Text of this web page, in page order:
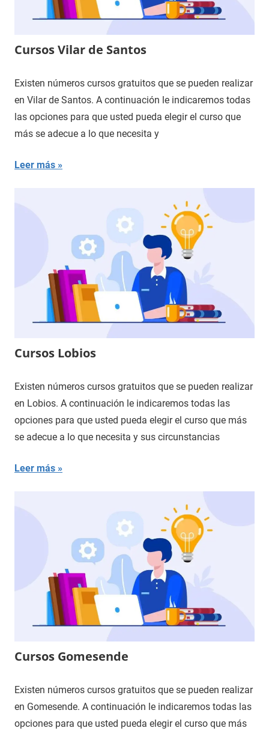
Cursos Vilar de Santos
Existen números cursos gratuitos que se pueden realizar
en Vilar de Santos. A continuación le indicaremos todas
las opciones para que usted pueda elegir el curso que
más se adecue a lo que necesita y
Leer más
Cursos Lobios
Existen números cursos gratuitos que se pueden realizar
en Lobios. A continuación le indicaremos todas las
opciones para que usted pueda elegir el curso que más
se adecue a lo que necesita y sus circunstancias
Leer más
Cursos Gomesende
Existen números cursos gratuitos que se pueden realizar
en Gomesende. A continuación le indicaremos todas las
opciones para que usted pueda elegir el curso que más